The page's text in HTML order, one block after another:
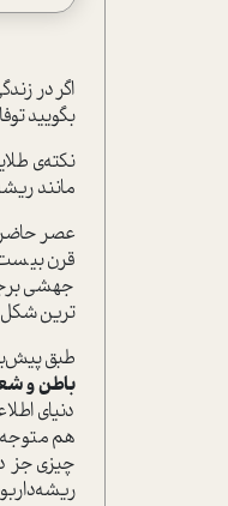
اگر در
بگویید
نکته‌ی
مانند
عصر حاضر
قرن
جهشی
ترین
طبق
باطن و
دنیای
هم متوجه
چیزی جز